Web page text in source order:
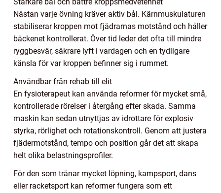
Nästan varje övning kräver aktiv bål. Kärnmuskulaturen
stabiliserar kroppen mot fjädrarnas motstånd och håller
bäckenet kontrollerat. Över tid leder det ofta till mindre
ryggbesvär, säkrare lyft i vardagen och en tydligare
känsla för var kroppen befinner sig i rummet.
Användbar från rehab till elit
En fysioterapeut kan använda reformer för mycket små,
kontrollerade rörelser i återgång efter skada. Samma
maskin kan sedan utnyttjas av idrottare för explosiv
styrka, rörlighet och rotationskontroll. Genom att justera
fjädermotstånd, tempo och position går det att skapa
helt olika belastningsprofiler.
För den som tränar mycket löpning, kampsport, dans
eller racketsport kan reformer fungera som ett